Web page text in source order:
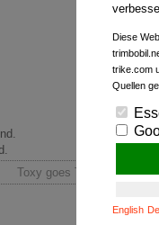
Toxy goes TV: Heute
Diese
trike.com
Quellen
English